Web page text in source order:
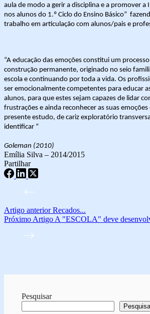
aula de modo a gerir a disciplina e a promover a
nos alunos do 1.º Ciclo do Ensino Básico”
trabalho em articulação com alunos/pais e
“A educação das emoções constitui um
construção permanente, originado no seio
escola e continuando por toda a vida. Os
ser emocionalmente competentes para educar
alunos, para que estes sejam capazes de lidar
frustrações e ainda reconhecer as suas
presente estudo, de cariz exploratório
identificar “
Goleman (2010)
Emília Silva – 2014/2015
Partilhar
Artigo anteriorRecados...
Próximo Artigo A "ESCOLA" deve
Pesquisar